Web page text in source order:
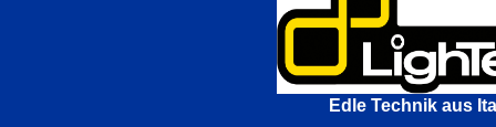
Edle Technik aus